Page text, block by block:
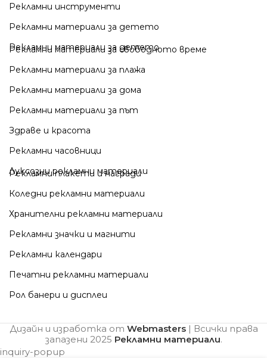
Рекламни инструменти
Рекламни материали за детето
Рекламни материали за детето
Рекламни материали за свободното време
Рекламни материали за плажа
Рекламни материали за дома
Рекламни материали за път
Здраве и красота
Рекламни часовници
Луксозни рекламни материали
Рекламни плакети и награди
Коледни рекламни материали
Хранителни рекламни материали
Рекламни значки и магнити
Рекламни календари
Печатни рекламни материали
Рол банери и дисплеи
Дизайн и изработка от Webmasters| Всички права
запазени 2025 Рекламни материали.
inquiry-popup